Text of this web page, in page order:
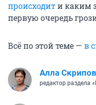
происходити каким
первую очередь
Всё по этой теме — в
Алла
редактор раздела